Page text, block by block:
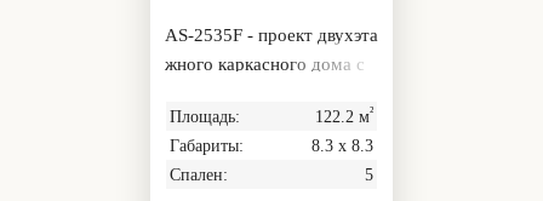
AS-2535F - проект двухэта
жного каркасного дома с
Площадь: 122.2 м²
Габариты:
8.3 х 8.3
Спален:
5